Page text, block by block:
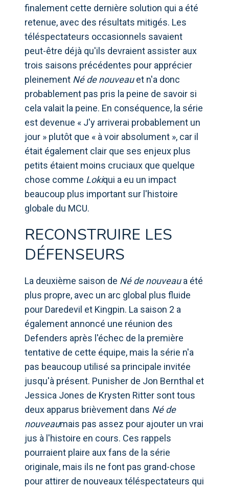
finalement cette dernière solution qui a été
retenue, avec des résultats mitigés. Les
téléspectateurs occasionnels savaient
peut-être déjà qu'ils devraient assister aux
trois saisons précédentes pour apprécier
pleinement Né de nouveauet n'a donc
probablement pas pris la peine de savoir si
cela valait la peine. En conséquence, la série
est devenue « J'y arriverai probablement un
jour » plutôt que « à voir absolument », car il
était également clair que ses enjeux plus
petits étaient moins cruciaux que quelque
chose comme Lokiqui a eu un impact
beaucoup plus important sur l'histoire
globale du MCU.
RECONSTRUIRE LES
DÉFENSEURS
La deuxième saison de Né de nouveaua été
plus propre, avec un arc global plus fluide
pour Daredevil et Kingpin. La saison 2 a
également annoncé une réunion des
Defenders après l'échec de la première
tentative de cette équipe, mais la série n'a
pas beaucoup utilisé sa principale invitée
jusqu'à présent. Punisher de Jon Bernthal et
Jessica Jones de Krysten Ritter sont tous
deux apparus brièvement dans Né de
nouveaumais pas assez pour ajouter un vrai
jus à l'histoire en cours. Ces rappels
pourraient plaire aux fans de la série
originale, mais ils ne font pas grand-chose
pour attirer de nouveaux téléspectateurs qui